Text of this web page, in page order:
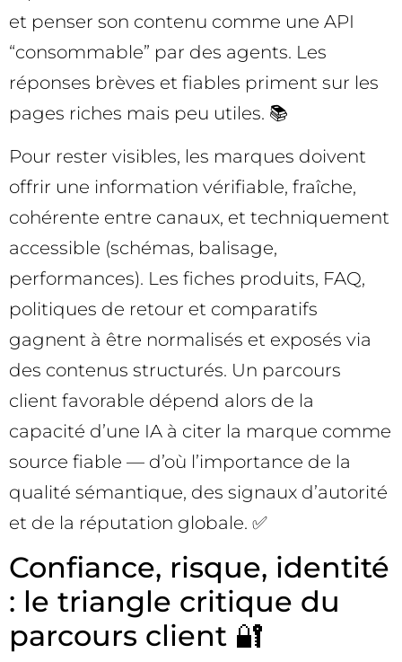
et penser son contenu comme une API
“consommable” par des agents. Les
réponses brèves et fiables priment sur les
pages riches mais peu utiles. 📚
Pour rester visibles, les marques doivent
offrir une information vérifiable, fraîche,
cohérente entre canaux, et techniquement
accessible (schémas, balisage,
performances). Les fiches produits, FAQ,
politiques de retour et comparatifs
gagnent à être normalisés et exposés via
des contenus structurés. Un parcours
client favorable dépend alors de la
capacité d’une IA à citer la marque comme
source fiable — d’où l’importance de la
qualité sémantique, des signaux d’autorité
et de la réputation globale. ✅
Confiance, risque, identité
: le triangle critique du
parcours client 🔐